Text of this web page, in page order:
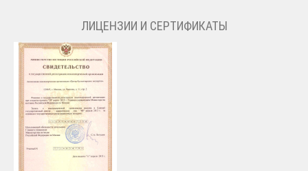
ЛИЦЕНЗИИ И СЕРТИФИКАТЫ